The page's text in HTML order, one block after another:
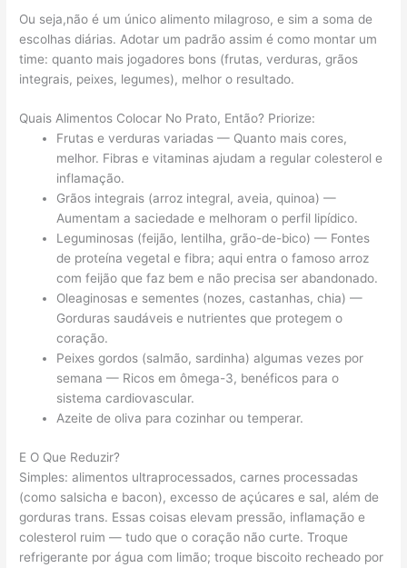
Ou seja,não é um único alimento milagroso, e sim a soma de
escolhas diárias. Adotar um padrão assim é como montar um
time: quanto mais jogadores bons (frutas, verduras, grãos
integrais, peixes, legumes), melhor o resultado.
Quais Alimentos Colocar No Prato, Então? Priorize:
Frutas e verduras variadas — Quanto mais cores,
melhor. Fibras e vitaminas ajudam a regular colesterol e
inflamação.
Grãos integrais (arroz integral, aveia, quinoa) —
Aumentam a saciedade e melhoram o perfil lipídico.
Leguminosas (feijão, lentilha, grão-de-bico) — Fontes
de proteína vegetal e fibra; aqui entra o famoso arroz
com feijão que faz bem e não precisa ser abandonado.
Oleaginosas e sementes (nozes, castanhas, chia) —
Gorduras saudáveis e nutrientes que protegem o
coração.
Peixes gordos (salmão, sardinha) algumas vezes por
semana — Ricos em ômega-3, benéficos para o
sistema cardiovascular.
Azeite de oliva para cozinhar ou temperar.
E O Que Reduzir?
Simples: alimentos ultraprocessados, carnes processadas
(como salsicha e bacon), excesso de açúcares e sal, além de
gorduras trans. Essas coisas elevam pressão, inflamação e
colesterol ruim — tudo que o coração não curte. Troque
refrigerante por água com limão; troque biscoito recheado por